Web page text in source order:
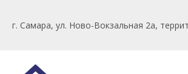
г. Самара, ул. Ново-Вокзальная 2а,